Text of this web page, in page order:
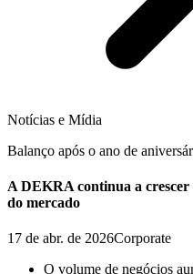
Notícias e Mídia
Balanço após o ano de
A DEKRA continua a crescer
do mercado
17 de abr. de 2026Corporate
O volume de negócios